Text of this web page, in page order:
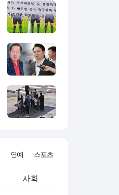
연예 스포츠
사회